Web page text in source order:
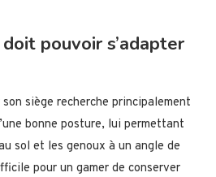
pouvoir s’adapter
son siège recherche principalement
bonne posture, lui permettant
sol et les genoux à un angle de
pour un gamer de conserver